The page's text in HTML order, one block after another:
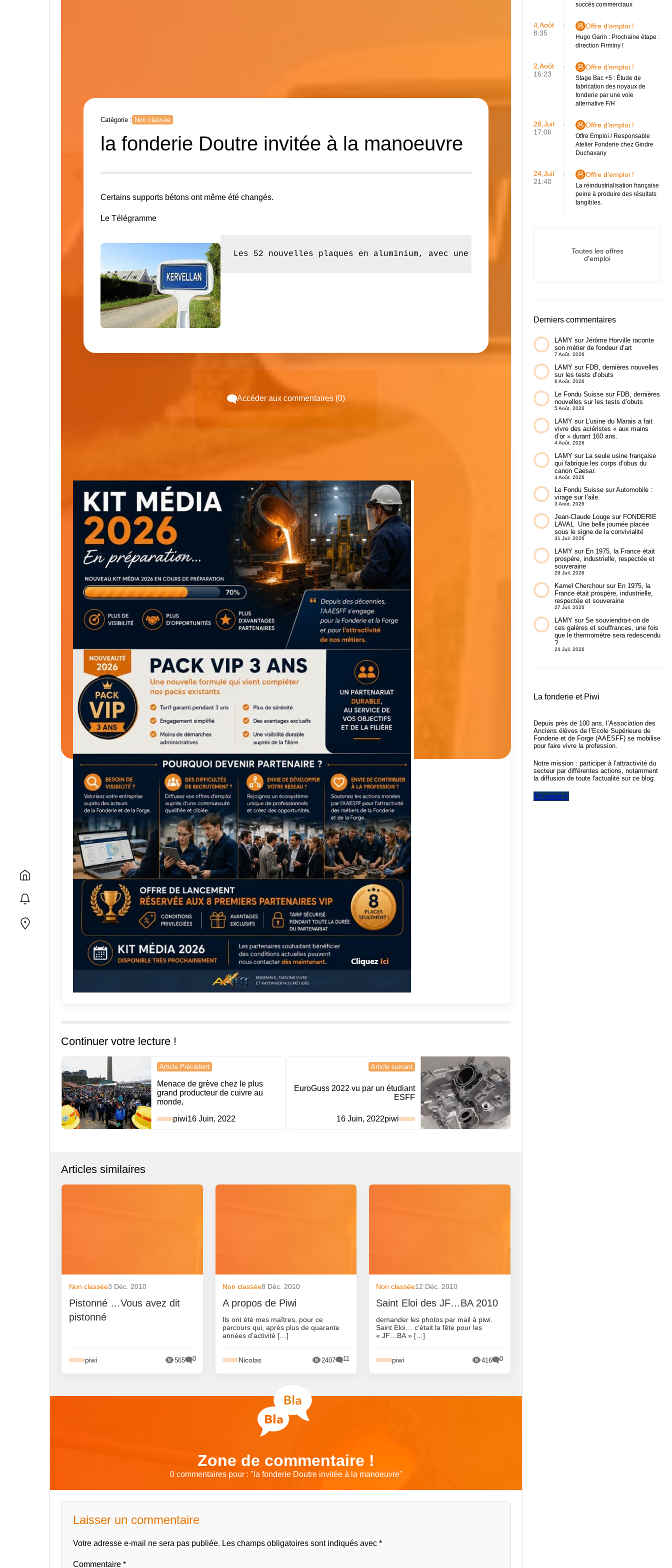
Catégorie : Non classée
la fonderie Doutre invitée à la manoeuvre
Certains supports bétons ont même été changés.
Le Télégramme
Les 52 nouvelles plaques en aluminium, avec une écriture en relief fabriquées à la
Accéder aux commentaires (0)
Continuer votre lecture !
Navigation
de
l’article
Article Précédent
Menace de grève chez le plus
grand producteur de cuivre au
monde,
piwi16 Juin, 2022
Article suivant
EuroGuss 2022 vu par un étudiant
ESFF
piwi
16 Juin, 2022
Articles similaires
Non classée3 Déc. 2010
Pistonné …Vous avez dit
pistonné
piwi 565 0
Non classée8 Déc. 2010
A propos de Piwi
Ils ont été mes maîtres, pour ce
parcours qui, après plus de quarante
années d’activité […]
Nicolas 2407 11
Non classée12 Déc. 2010
Saint Eloi des JF…BA 2010
demander les photos par mail à piwi.
Saint Eloi… c’était la fête pour les
« JF…BA » […]
piwi 416 0
Zone de commentaire !
0 commentaires pour : " la fonderie Doutre invitée à la manoeuvre"
Laisser un commentaire
Votre adresse e-mail ne sera pas publiée. Les champs obligatoires sont indiqués avec *
Commentaire *
succès commerciaux
4,Août
8:35
Offre d'emploi !
Hugo Garin : Prochaine étape :
direction Firminy !
2,Août
16:23
Offre d'emploi !
Stage Bac +5 : Étude de
fabrication des noyaux de
fonderie par une voie
alternative F/H
28,Juil
17:06
Offre d'emploi !
Offre Emploi / Responsable
Atelier Fonderie chez Gindre
Duchavany
24,Juil
21:40
Offre d'emploi !
La réindustrialisation française
peine à produire des résultats
tangibles.
Toutes les offres
d'emploi
Derniers commentaires
LAMYsur Jérôme Horville raconte
son métier de fondeur d’art
7 Août. 2026
LAMYsur FDB, dernières nouvelles
sur les tests d’obuts
6 Août. 2026
Le Fondu Suissesur FDB, dernières
nouvelles sur les tests d’obuts
5 Août. 2026
LAMYsur L’usine du Marais a fait
vivre des aciéristes « aux mains
d’or » durant 160 ans.
4 Août. 2026
LAMYsur La seule usine française
qui fabrique les corps d’obus du
canon Caesar.
4 Août. 2026
Le Fondu SuissesurAutomobile :
virage sur l’aile.
3 Août. 2026
Jean-Claude Lougesur FONDERIE
LAVAL Une belle journée placée
sous le signe de la convivialité
31 Juil. 2026
LAMYsur En 1975, la France était
prospère, industrielle, respectée et
souveraine
29 Juil. 2026
Kamel Cherchoursur En 1975, la
France était prospère, industrielle,
respectée et souveraine
27 Juil. 2026
LAMYsur Se souviendra-t-on de
ces galères et souffrances, une fois
que le thermomètre sera redescendu
?
24 Juil. 2026
La fonderie et Piwi
Depuis près de 100 ans, l’Association des
Anciens élèves de l’Ecole Supérieure de
Fonderie et de Forge (AAESFF) se mobilise
pour faire vivre la profession.
Notre mission : participer à l’attractivité du
secteur par différentes actions, notamment
la diffusion de toute l'actualité sur ce blog.
En savoir +